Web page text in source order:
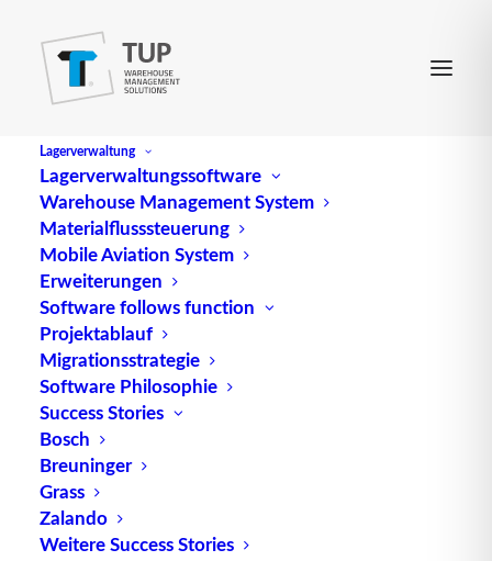
Lagerverwaltung
Lagerverwaltungssoftware
Warehouse Management System
Materialflusssteuerung
Mobile Aviation System
Erweiterungen
Software follows function
Projektablauf
Migrationsstrategie
Software Philosophie
Success Stories
Bosch
Breuninger
Grass
Zalando
Weitere Success Stories
EMB
Abk. für Elektromagnetische Beeinflussung
Quelle: logipedia / Fraunhofer IML
TUP GmbH & Co. KG